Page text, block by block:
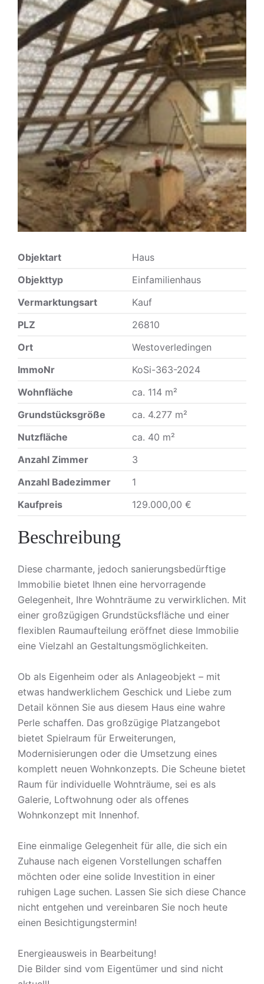
Objektart
Haus
Objekttyp
Einfamilienhaus
Vermarktungsart
Kauf
PLZ
26810
Ort
Westoverledingen
ImmoNr
KoSi-363-2024
Wohnfläche
ca. 114 m²
Grundstücksgröße
ca. 4.277 m²
Nutzfläche
ca. 40 m²
Anzahl Zimmer
3
Anzahl Badezimmer
1
Kaufpreis
129.000,00 €
Beschreibung
Diese charmante, jedoch sanierungsbedürftige
Immobilie bietet Ihnen eine hervorragende
Gelegenheit, Ihre Wohnträume zu verwirklichen. Mit
einer großzügigen Grundstücksfläche und einer
flexiblen Raumaufteilung eröffnet diese Immobilie
eine Vielzahl an Gestaltungsmöglichkeiten.
Ob als Eigenheim oder als Anlageobjekt – mit
etwas handwerklichem Geschick und Liebe zum
Detail können Sie aus diesem Haus eine wahre
Perle schaffen. Das großzügige Platzangebot
bietet Spielraum für Erweiterungen,
Modernisierungen oder die Umsetzung eines
komplett neuen Wohnkonzepts. Die Scheune bietet
Raum für individuelle Wohnträume, sei es als
Galerie, Loftwohnung oder als offenes
Wohnkonzept mit Innenhof.
Eine einmalige Gelegenheit für alle, die sich ein
Zuhause nach eigenen Vorstellungen schaffen
möchten oder eine solide Investition in einer
ruhigen Lage suchen. Lassen Sie sich diese Chance
nicht entgehen und vereinbaren Sie noch heute
einen Besichtigungstermin!
Energieausweis in Bearbeitung!
Die Bilder sind vom Eigentümer und sind nicht